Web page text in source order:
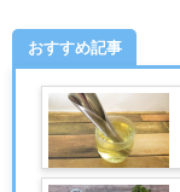
おすすめ記事